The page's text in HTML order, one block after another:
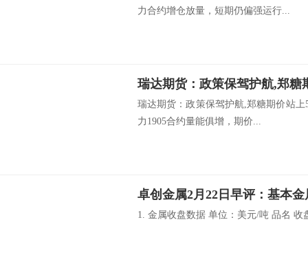
力合约增仓放量，短期仍偏强运行...
瑞达期货：政策保驾护航,郑糖
瑞达期货：政策保驾护航,郑糖期价站
力1905合约量能俱增，期价...
1. 金属收盘数据 单位：美元/吨 品名 收